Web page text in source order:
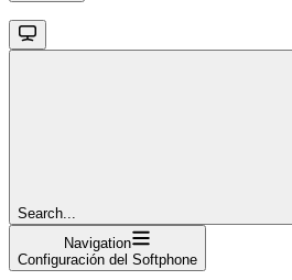
Search...
Navigation
Configuración del Softphone